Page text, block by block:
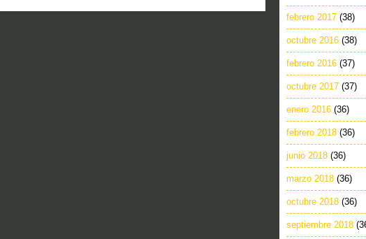
febrero 2017 (38)
octubre 2016 (38)
febrero 2016 (37)
octubre 2017 (37)
enero 2016 (36)
febrero 2018 (36)
junio 2018 (36)
marzo 2018 (36)
octubre 2018 (36)
septiembre 2018